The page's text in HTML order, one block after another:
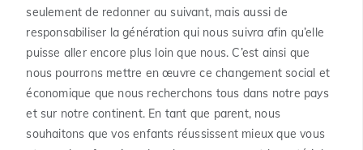
seulement de redonner au suivant, mais aussi de
responsabiliser la génération qui nous suivra afin qu’elle
puisse aller encore plus loin que nous. C’est ainsi que
nous pourrons mettre en œuvre ce changement social et
économique que nous recherchons tous dans notre pays
et sur notre continent. En tant que parent, nous
souhaitons que vos enfants réussissent mieux que vous